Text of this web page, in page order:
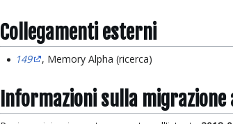
Collegamenti esterni
149 , Memory Alpha (ricerca)
Informazioni sulla